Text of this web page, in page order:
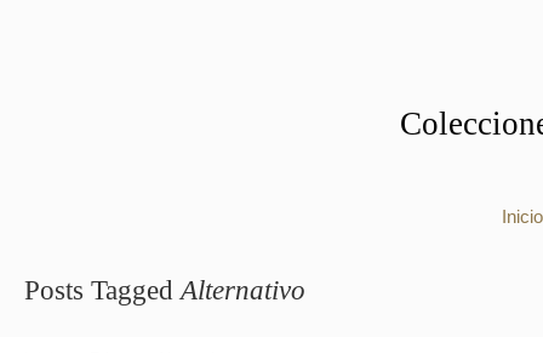
Inicio
Posts Tagged Alternativo